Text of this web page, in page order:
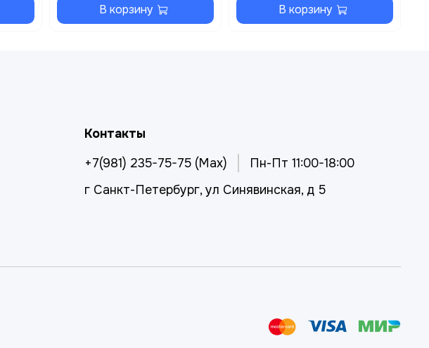
В корзину В корзину
Контакты
+7(981) 235-75-75 (Max)
Пн-Пт 11:00-18:00
г Санкт-Петербург, ул Синявинская, д 5